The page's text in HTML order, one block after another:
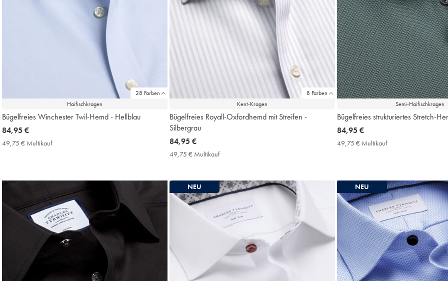
28 Farben
Haifischkragen
Bügelfreies Winchester Twil-Hemd - Hellblau
now
84,95
84,95 €
49,75 € Multikauf49,75
8 Farben
Kent-Kragen
Bügelfreies Royall-Oxfordhemd mit Streifen -
Silbergrau
now
84,95
84,95 €
49,75 € Multikauf49,75
Price
Semi-Haifischkragen
Bügelfreies strukturiertes Stretch-
now
84,95
84,95 €
49,75 € Multikauf49,75
NEU NEU